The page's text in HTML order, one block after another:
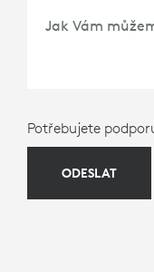
Jak Vám
Potřebujete
ODESLAT